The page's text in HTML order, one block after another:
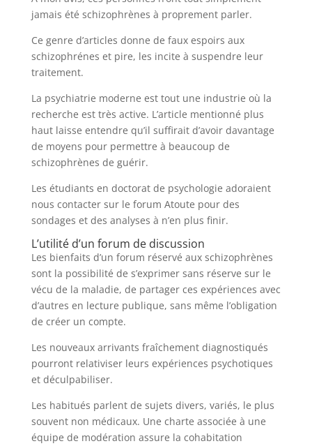
jamais été schizophrènes à proprement parler.
Ce genre d’articles donne de faux espoirs aux
schizophrénes et pire, les incite à suspendre leur
traitement.
La psychiatrie moderne est tout une industrie où la
recherche est très active. L’article mentionné plus
haut laisse entendre qu’il suffirait d’avoir davantage
de moyens pour permettre à beaucoup de
schizophrènes de guérir.
Les étudiants en doctorat de psychologie adoraient
nous contacter sur le forum Atoute pour des
sondages et des analyses à n’en plus finir.
L’utilité d’un forum de discussion
Les bienfaits d’un forum réservé aux schizophrènes
sont la possibilité de s’exprimer sans réserve sur le
vécu de la maladie, de partager ces expériences avec
d’autres en lecture publique, sans même l’obligation
de créer un compte.
Les nouveaux arrivants fraîchement diagnostiqués
pourront relativiser leurs expériences psychotiques
et déculpabiliser.
Les habitués parlent de sujets divers, variés, le plus
souvent non médicaux. Une charte associée à une
équipe de modération assure la cohabitation